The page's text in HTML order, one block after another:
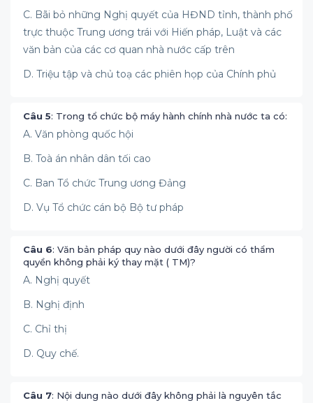
C. Bãi bỏ những Nghị quyết của HĐND tỉnh, thành phố
trực thuộc Trung ương trái với Hiến pháp, Luật và các
văn bản của các cơ quan nhà nước cấp trên
D. Triệu tập và chủ toạ các phiên họp của Chính phủ
Câu 5: Trong tổ chức bộ máy hành chính nhà nước ta có:
A. Văn phòng quốc hội
B. Toà án nhân dân tối cao
C. Ban Tổ chức Trung ương Đảng
D. Vụ Tổ chức cán bộ Bộ tư pháp
Câu 6: Văn bản pháp quy nào dưới đây người có thẩm
quyền không phải ký thay mặt ( TM)?
A. Nghị quyết
B. Nghị định
C. Chỉ thị
D. Quy chế.
Câu 7: Nội dung nào dưới đây không phải là nguyên tắc